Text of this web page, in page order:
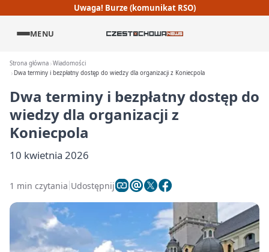
Uwaga! Burze (komunikat RSO)
MENU
Strona główna Wiadomości
Dwa terminy i bezpłatny dostęp do wiedzy dla organizacji z Koniecpola
Dwa terminy i bezpłatny dostęp do
wiedzy dla organizacji z
Koniecpola
10 kwietnia 2026
1 min czytania Udostępnij